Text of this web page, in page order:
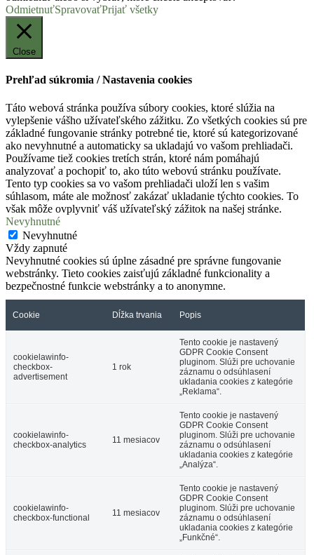
OdmietnuťSpravovaťPrijať všetky
Close
Prehľad súkromia / Nastavenia cookies
Táto webová stránka používa súbory cookies, ktoré slúžia na
vylepšenie vášho užívateľského zážitku. Zo všetkých cookies sú pre
základné fungovanie stránky potrebné tie, ktoré sú kategorizované
ako nevyhnutné a automaticky sa ukladajú vo vašom prehliadači.
Používame tiež cookies tretích strán, ktoré nám pomáhajú
analyzovať a pochopiť to, ako túto webovú stránku používate.
Tento typ cookies sa vo vašom prehliadači uloží len s vašim
súhlasom, máte ale možnosť zakázať ukladanie týchto cookies. To
však môže ovplyvniť váš užívateľský zážitok na našej stránke.
Nevyhnutné
Nevyhnutné
Vždy zapnuté
Nevyhnutné cookies sú úplne zásadné pre správne fungovanie
webstránky. Tieto cookies zaisťujú základné funkcionality a
bezpečnostné funkcie webstránky a to anonymne.
Cookie Dĺžka trvania Popis
cookielawinfo-
checkbox-
advertisement
1 rok
Tento cookie je nastavený
GDPR Cookie Consent
pluginom. Slúži pre uchovanie
záznamu o odsúhlasení
ukladania cookies z kategórie
„Reklama“.
cookielawinfo-
checkbox-analytics
11 mesiacov
Tento cookie je nastavený
GDPR Cookie Consent
pluginom. Slúži pre uchovanie
záznamu o odsúhlasení
ukladania cookies z kategórie
„Analýza“.
cookielawinfo-
checkbox-functional
11 mesiacov
Tento cookie je nastavený
GDPR Cookie Consent
pluginom. Slúži pre uchovanie
záznamu o odsúhlasení
ukladania cookies z kategórie
„Funkčné“.